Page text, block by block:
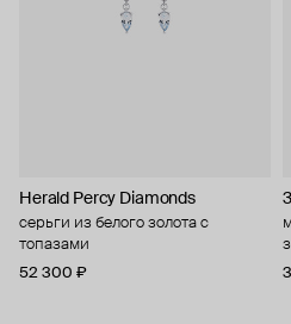
Herald Percy Diamonds
серьги из белого золота с
топазами
52 300 ₽